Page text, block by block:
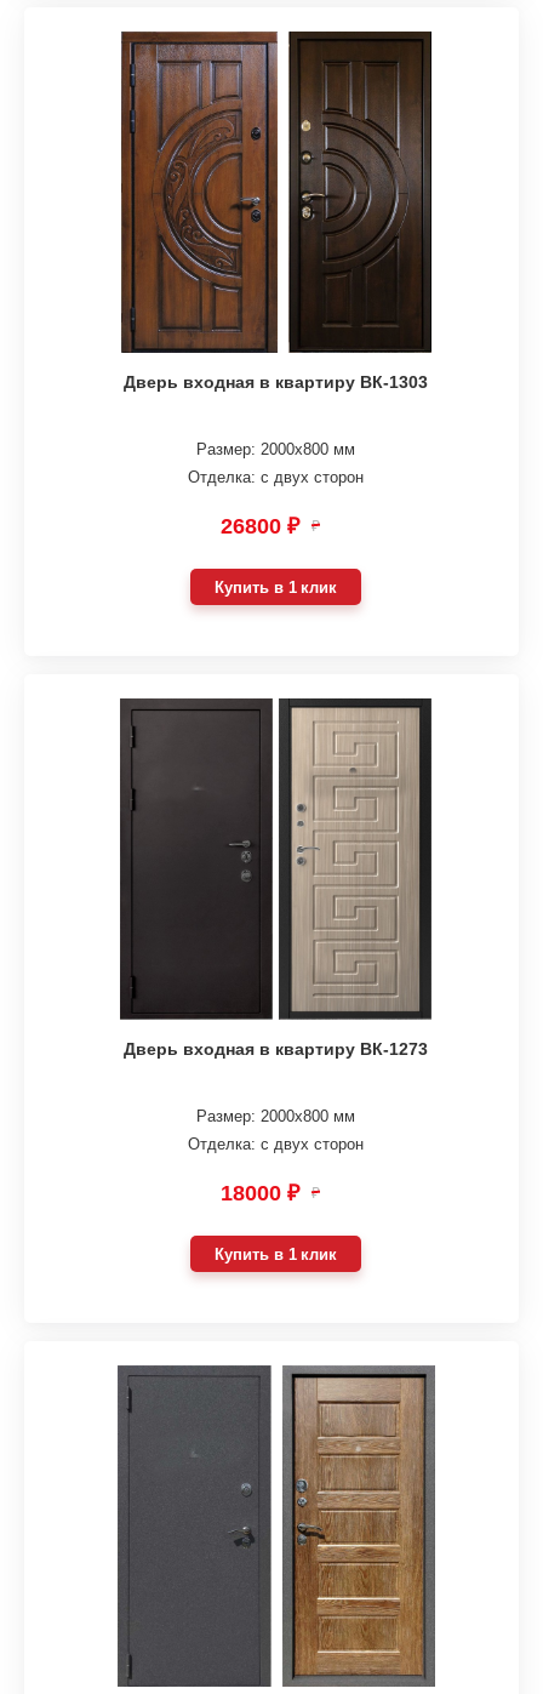
Дверь входная в квартиру ВК-1303
Размер: 2000х800 мм
Отделка: с двух сторон
26800 ₽ ₽
Купить в 1 клик
Дверь входная в квартиру ВК-1273
Размер: 2000х800 мм
Отделка: с двух сторон
18000 ₽ ₽
Купить в 1 клик